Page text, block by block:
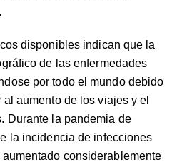
disponibles indican que la
de las enfermedades
por todo el mundo debido
aumento de los viajes y el
Durante la pandemia de
la incidencia de infecciones
considerablemente